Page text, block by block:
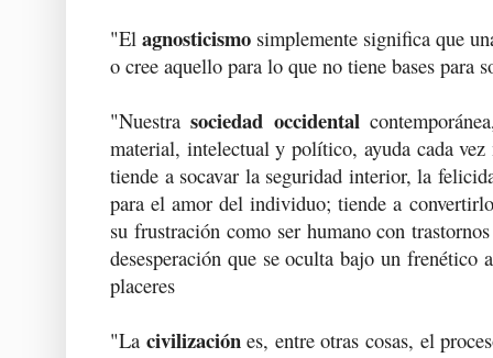
"El agnosticismo simplemente significa que
o cree aquello para lo que no tiene bases para
"Nuestrasociedad occidental
material, intelectual y político, ayuda cada
tiende a socavar la seguridad interior, la
para el amor del individuo; tiende a
su frustración como ser humano con
desesperación que se oculta bajo un frenético
placeres
"La civilizaciónes, entre otras cosas, el